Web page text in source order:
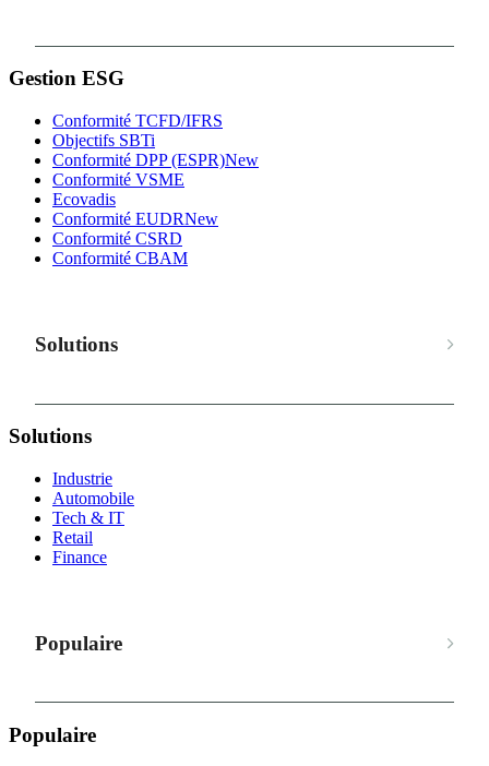
Gestion ESG
Conformité TCFD/IFRS
Objectifs SBTi
Conformité DPP (ESPR)New
Conformité VSME
Ecovadis
Conformité EUDRNew
Conformité CSRD
Conformité CBAM
Solutions
Solutions
Industrie
Automobile
Tech & IT
Retail
Finance
Populaire
Populaire